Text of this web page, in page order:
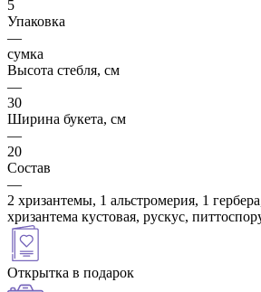
5
Упаковка
—
сумка
Высота стебля, см
—
30
Ширина букета, см
—
20
Состав
—
2 хризантемы, 1 альстромерия, 1
хризантема кустовая, рускус,
Открытка в подарок